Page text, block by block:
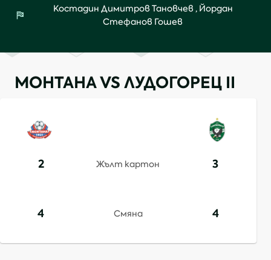
Костадин Димитров Тановчев , Йордан
Стефанов Гошев
МОНТАНА VS ЛУДОГОРЕЦ II
2 Жълт картон 3
4 Смяна 4